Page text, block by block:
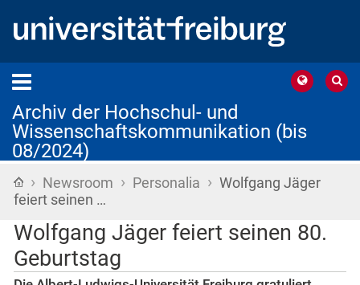
Archiv der Hochschul- und
Wissenschaftskommunikation (bis
08/2024)
Startseite
› Newsroom › Personalia › Wolfgang Jäger
feiert seinen …
Wolfgang Jäger feiert seinen 80.
Geburtstag